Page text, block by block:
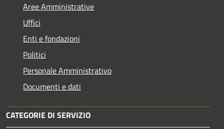
Aree Amministrative
Uffici
Enti e fondazioni
Politici
Personale Amministrativo
Documenti e dati
CATEGORIE DI SERVIZIO